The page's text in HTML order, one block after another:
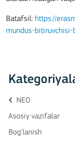
Batafsil: https://
mundus-bitiruvchisi-
NEO
Asosiy vazifalar
Bog'lanish